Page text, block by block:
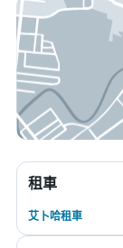
租車
艾卜哈租車